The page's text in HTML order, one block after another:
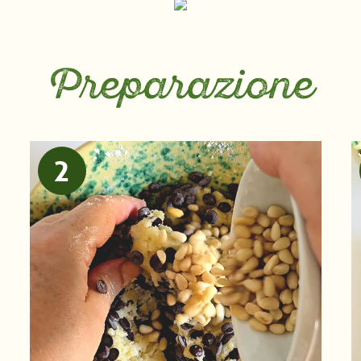
Preparazione
2